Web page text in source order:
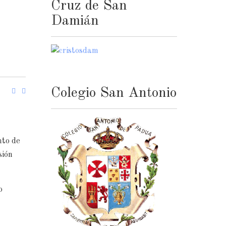
de
Cruz de San
Damián
Colegio San Antonio